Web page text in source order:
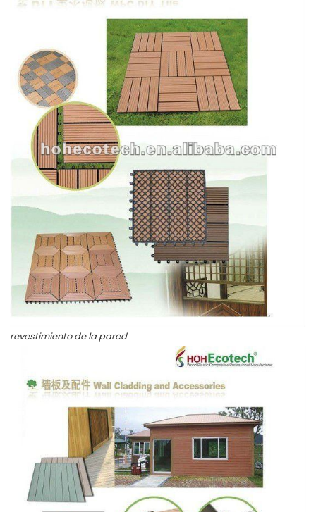
revestimiento de la pared